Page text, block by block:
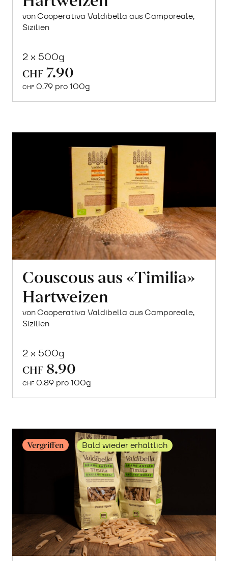
von Cooperativa Valdibella aus Camporeale,
Sizilien
2 x 500g
CHF 7.90
CHF 0.79 pro 100g
Warenkorb
Couscous aus «Timilia»
Hartweizen
von Cooperativa Valdibella aus Camporeale,
Sizilien
2 x 500g
CHF 8.90
CHF 0.89 pro 100g
Warenkorb
Vergriffen Bald wieder erhältlich